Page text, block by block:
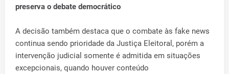
preserva o debate democrático
A decisão também destaca que o combate às fake news
continua sendo prioridade da Justiça Eleitoral, porém a
intervenção judicial somente é admitida em situações
excepcionais, quando houver conteúdo